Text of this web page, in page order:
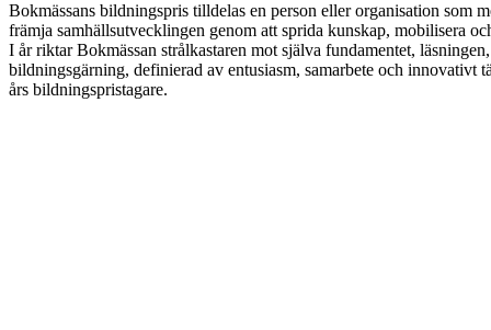
Bokmässans bildningspris tilldelas en person eller organisation som
främja samhällsutvecklingen genom att sprida kunskap, mobilisera
I år riktar Bokmässan strålkastaren mot själva fundamentet,
bildningsgärning, definierad av entusiasm, samarbete och innovativt
års bildningspristagare.